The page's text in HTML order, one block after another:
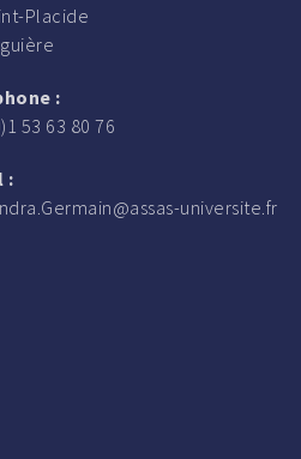
Placide
:
53 63 80 76
:
universite.fr